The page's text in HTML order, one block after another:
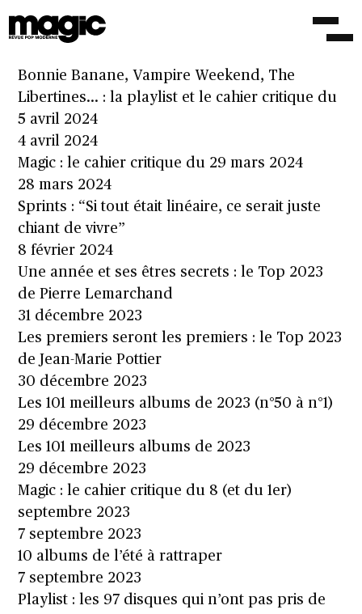
Khouri
Bonnie Banane, Vampire Weekend, The
Libertines… : la playlist et le cahier critique du
5 avril 2024
4 avril 2024
Magic : le cahier critique du 29 mars 2024
28 mars 2024
Sprints : “Si tout était linéaire, ce serait juste
chiant de vivre”
8 février 2024
Une année et ses êtres secrets : le Top 2023
de Pierre Lemarchand
31 décembre 2023
Les premiers seront les premiers : le Top 2023
de Jean-Marie Pottier
30 décembre 2023
Les 101 meilleurs albums de 2023 (n°50 à n°1)
29 décembre 2023
Les 101 meilleurs albums de 2023
29 décembre 2023
Magic : le cahier critique du 8 (et du 1er)
septembre 2023
7 septembre 2023
10 albums de l’été à rattraper
7 septembre 2023
Playlist : les 97 disques qui n’ont pas pris de